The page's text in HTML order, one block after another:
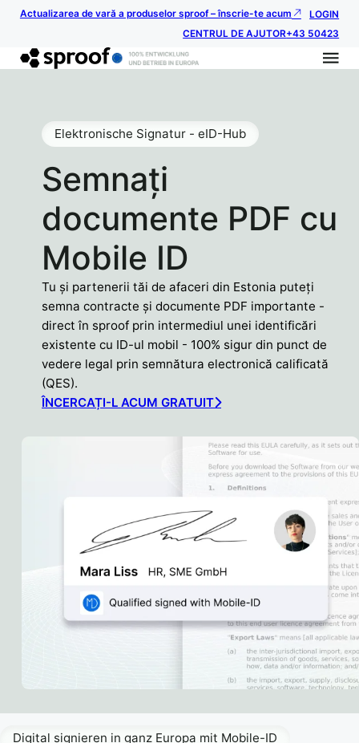
Actualizarea de vară a produselor sproof – înscrie-te acum
LOGIN
CENTRUL DE AJUTOR+43 50423
Semnați
documente PDF cu
Mobile ID
Elektronische Signatur - eID-Hub
Tu și partenerii tăi de afaceri din Estonia puteți
semna contracte și documente PDF importante -
direct în sproof prin intermediul unei identificări
existente cu ID-ul mobil - 100% sigur din punct de
vedere legal prin semnătura electronică calificată
(QES).
ÎNCERCAȚI-L ACUM GRATUIT
Digital signieren in ganz Europa mit Mobile-ID